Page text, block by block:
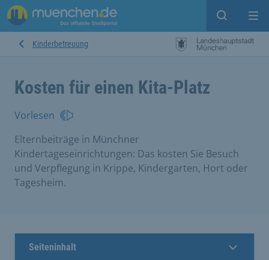
Suche
Kinderbetreuung
Kosten für einen Kita-Platz
Vorlesen
Elternbeiträge in Münchner
Kindertageseinrichtungen: Das kosten Sie Besuch
und Verpflegung in Krippe, Kindergarten, Hort oder
Tagesheim.
Seiteninhalt